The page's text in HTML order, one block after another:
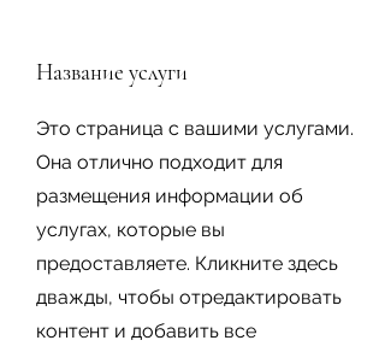
Название услуги
Это страница с вашими услугами.
Она отлично подходит для
размещения информации об
услугах, которые вы
предоставляете. Кликните здесь
дважды, чтобы отредактировать
контент и добавить все